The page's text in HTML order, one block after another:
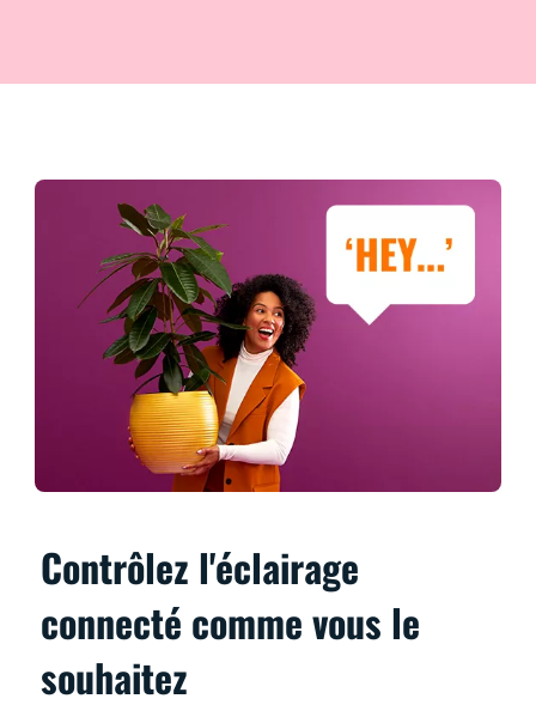
Contrôlez l'éclairage
connecté comme vous le
souhaitez